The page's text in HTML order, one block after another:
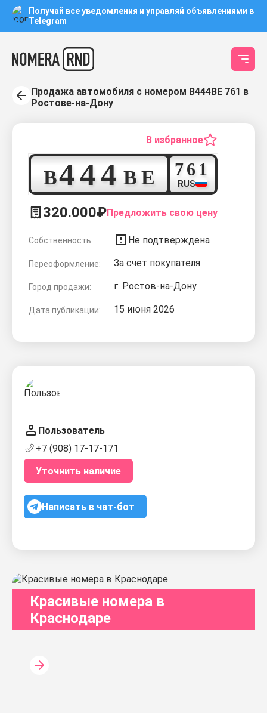
Получай все уведомления и управляй объявлениями в
Telegram
Продажа автомобиля с номером В444ВЕ 761 в
Ростове-на-Дону
В избранное
В4
4
4
В
Е 7
61
RUS
320.000₽Предложить свою цену
Собственность: Не подтверждена
Переоформление: За счет покупателя
Город продажи: г. Ростов-на-Дону
Дата публикации: 15 июня 2026
Пользователь
+7 (908) 17-17-171
Уточнить наличие
Написать в чат-бот
Красивые номера в
Краснодаре